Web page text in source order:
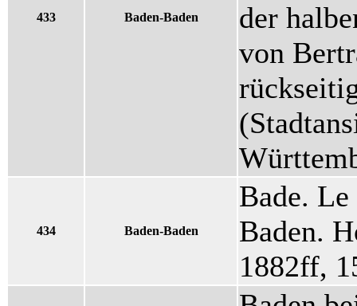
433 Baden-Baden
der
von
434 Baden-Baden
Bade.
Baden.
1882ff,